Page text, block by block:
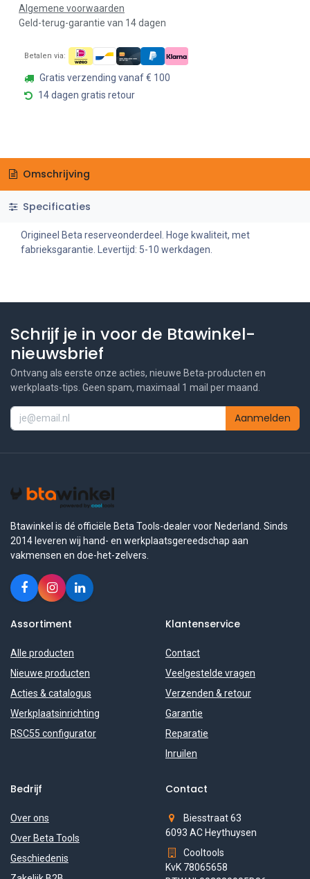
Algemene voorwaarden
Geld-terug-garantie van 14 dagen
Betalen via:
Gratis verzending vanaf € 100
14 dagen gratis retour
Omschrijving
Specificaties
Origineel Beta reserveonderdeel. Hoge kwaliteit, met
fabrieksgarantie. Levertijd: 5-10 werkdagen.
Schrijf je in voor de Btawinkel-
nieuwsbrief
Ontvang als eerste onze acties, nieuwe Beta-producten en
werkplaats-tips. Geen spam, maximaal 1 mail per maand.
Aanmelden
Btawinkel is dé officiële Beta Tools-dealer voor Nederland. Sinds
2014 leveren wij hand- en werkplaatsgereedschap aan
vakmensen en doe-het-zelvers.
Assortiment
Alle producten
Nieuwe producten
Acties & catalogus
Werkplaatsinrichting
RSC55 configurator
Klantenservice
Contact
Veelgestelde vragen
Verzenden & retour
Garantie
Reparatie
Inruilen
Bedrijf
Over ons
Over Beta Tools
Geschiedenis
Contact
Biesstraat 63
6093 AC Heythuysen
Cooltools
KvK 78065658